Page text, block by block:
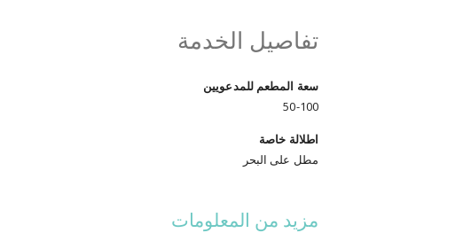
تفاصيل الخدمة
سعة المطعم للمدعويين
50-100
اطلالة خاصة
مطل على البحر
مزيد من المعلومات